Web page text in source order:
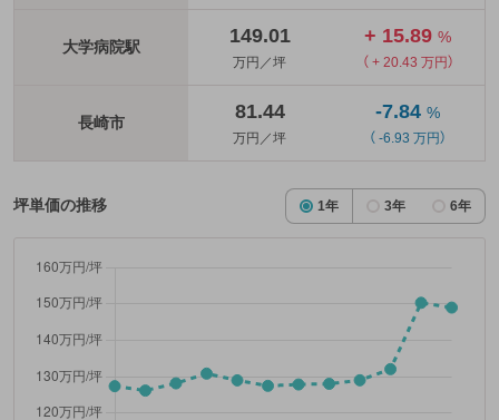
大学病院駅 149.01
万円／坪
+ 15.89 %
（ + 20.43 万円）
長崎市 81.44
万円／坪
-7.84 %
（ -6.93 万円）
坪単価の推移 1年 3年 6年